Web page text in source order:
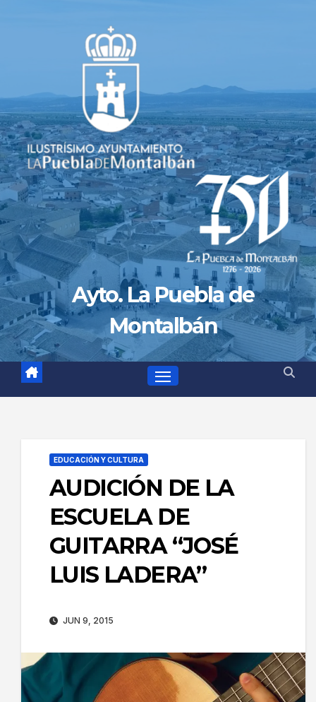
Ayto. La Puebla de
Montalbán
EDUCACIÓN Y CULTURA
AUDICIÓN DE LA
ESCUELA DE
GUITARRA “JOSÉ
LUIS LADERA”
JUN 9, 2015